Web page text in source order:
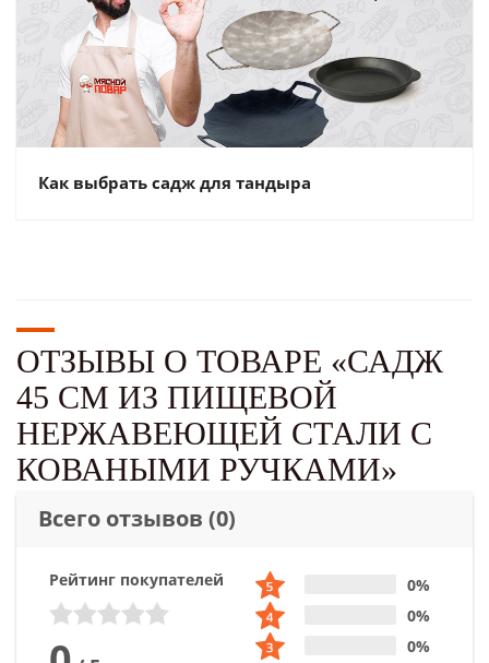
Как выбрать садж для тандыра
ОТЗЫВЫ О ТОВАРЕ «САДЖ
45 СМ ИЗ ПИЩЕВОЙ
НЕРЖАВЕЮЩЕЙ СТАЛИ С
КОВАНЫМИ РУЧКАМИ»
Всего отзывов (0)
Рейтинг покупателей
0%
0%
0%